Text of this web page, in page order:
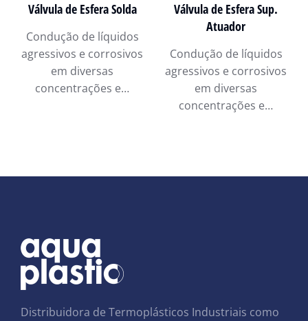
Válvula de Esfera Solda
Condução de líquidos
agressivos e corrosivos
em diversas
concentrações e…
Válvula de Esfera Sup.
Atuador
Condução de líquidos
agressivos e corrosivos
em diversas
concentrações e…
Distribuidora de Termoplásticos Industriais como